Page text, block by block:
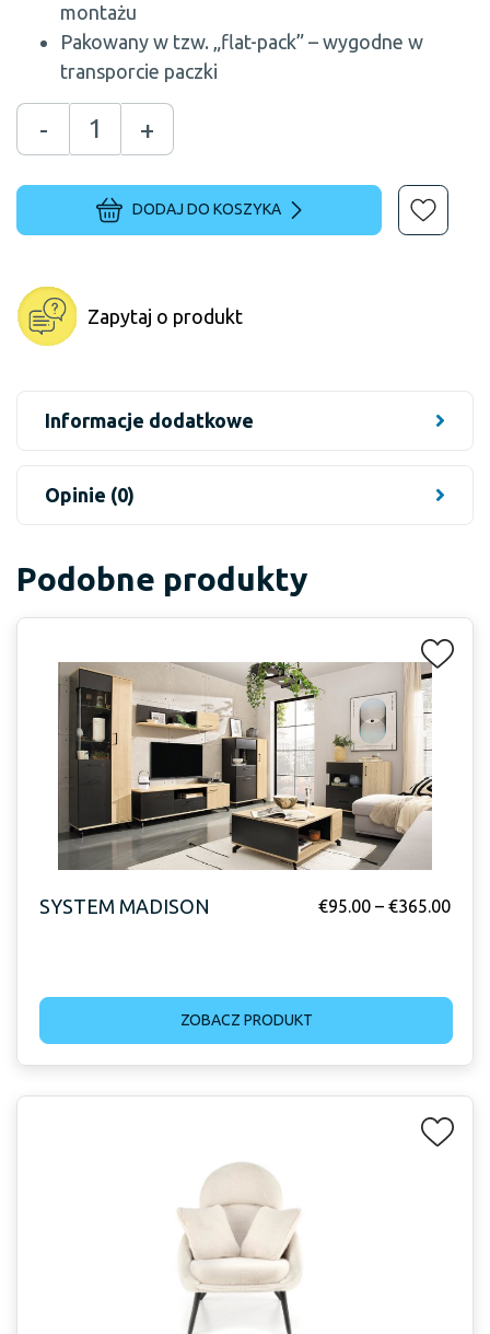
montażu
Pakowany w tzw. „flat-pack” – wygodne w
transporcie paczki
- +
DODAJ DO KOSZYKA
Zapytaj o produkt
Informacje dodatkowe
Opinie (0)
Podobne produkty
SYSTEM MADISON €95.00 – €365.00
ZOBACZ PRODUKT